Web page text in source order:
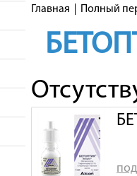
Главная Полный